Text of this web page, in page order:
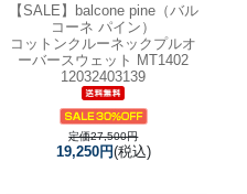
【SALE】 balcone pine（バル
コーネ パイン）
コットンクルーネックプルオ
ーバースウェット MT1402
12032403139
定価27,500円
19,250円(税込)